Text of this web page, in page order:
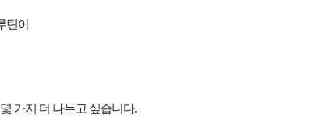
틴이
가지 더 나누고 싶습니다.